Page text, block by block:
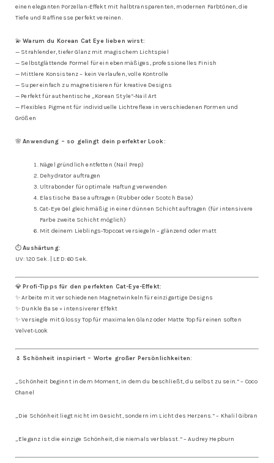
einen eleganten Porzellan-Effekt mit halbtransparenten, modernen Farbtönen, die
Tiefe und Raffinesse perfekt vereinen.
💫Warum du Korean Cat Eye lieben wirst:
— Strahlender, tiefer Glanz mit magischem Lichtspiel
— Selbstglättende Formel für ein ebenmäßiges, professionelles Finish
— Mittlere Konsistenz – kein Verlaufen, volle Kontrolle
— Super einfach zu magnetisieren für kreative Designs
— Perfekt für authentische „Korean Style“-Nail Art
— Flexibles Pigment für individuelle Lichtreflexe in verschiedenen Formen und
Größen
🌸Anwendung – so gelingt dein perfekter Look:
Nägel gründlich entfetten (Nail Prep)
Dehydrator auftragen
Ultrabonder für optimale Haftung verwenden
Elastische Base auftragen (Rubber oder Scotch Base)
Cat-Eye Gel gleichmäßig in einer dünnen Schicht auftragen (für intensivere
Farbe zweite Schicht möglich)
Mit deinem Lieblings-Topcoat versiegeln – glänzend oder matt
⏱️Aushärtung:
UV: 120 Sek. | LED: 60 Sek.
💎Profi-Tipps für den perfekten Cat-Eye-Effekt:
✨ Arbeite mit verschiedenen Magnetwinkeln für einzigartige Designs
✨ Dunkle Base = intensiverer Effekt
✨ Versiegle mit Glossy Top für maximalen Glanz oder Matte Top für einen soften
Velvet-Look
🌷 Schönheit inspiriert – Worte großer Persönlichkeiten:
„Schönheit beginnt in dem Moment, in dem du beschließt, du selbst zu sein.“ – Coco
Chanel
„Die Schönheit liegt nicht im Gesicht, sondern im Licht des Herzens.“ – Khalil Gibran
„Eleganz ist die einzige Schönheit, die niemals verblasst.“ –Audrey Hepburn